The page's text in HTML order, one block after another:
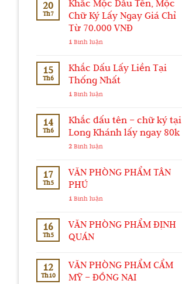
20
Th7
Khắc Mộc Dấu Tên, Mộc
Chữ Ký Lấy Ngay Giá Chỉ
Từ 70.000 VNĐ
1 Bình luận
15
Th6
Khắc Dấu Lấy Liền Tại
Thống Nhất
1 Bình luận
14
Th6
Khắc dấu tên – chữ ký tại
Long Khánh lấy ngay 80k
2 Bình luận
17
Th5
VĂN PHÒNG PHẨM TÂN
PHÚ
1 Bình luận
16
Th5
VĂN PHÒNG PHẨM ĐỊNH
QUÁN
12
Th10
VĂN PHÒNG PHẨM CẨM
MỸ – ĐỒNG NAI